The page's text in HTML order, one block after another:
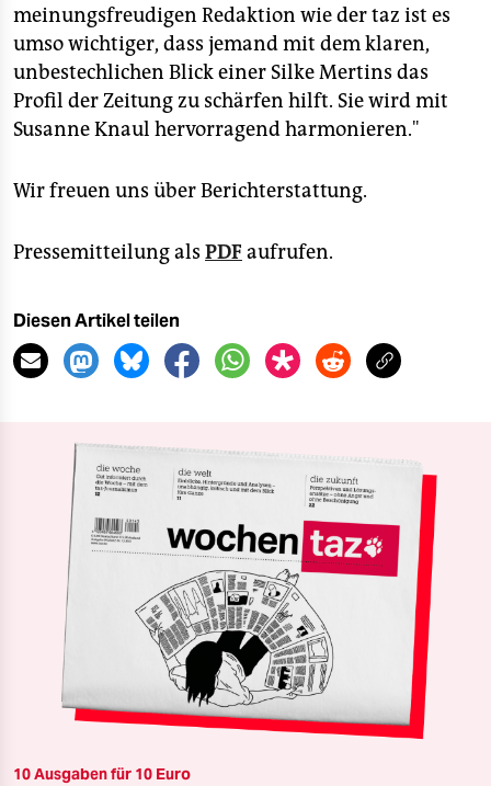
meinungsfreudigen Redaktion wie der taz ist es
umso wichtiger, dass jemand mit dem klaren,
unbestechlichen Blick einer Silke Mertins das
Profil der Zeitung zu schärfen hilft. Sie wird mit
Susanne Knaul hervorragend harmonieren."
Wir freuen uns über Berichterstattung.
Pressemitteilung als PDF aufrufen.
Diesen Artikel teilen
10 Ausgaben für 10 Euro